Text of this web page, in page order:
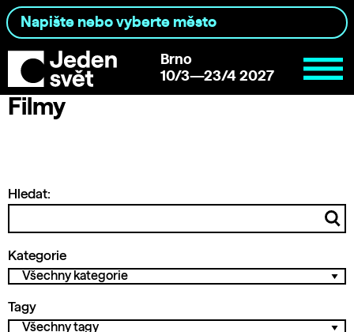
Brno
10/3—23/4 2027
Filmy
Hledat:
Kategorie
Tagy